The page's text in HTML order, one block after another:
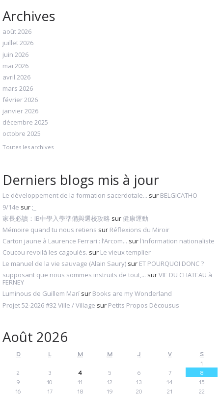
Archives
août 2026
juillet 2026
juin 2026
mai 2026
avril 2026
mars 2026
février 2026
janvier 2026
décembre 2025
octobre 2025
Toutes les archives
Derniers blogs mis à jour
Le développement de la formation sacerdotale... sur BELGICATHO
9/14e sur ;_
家長必讀：IB中學入學準備與選校攻略 sur健康運動
Mémoire quand tu nous retiens sur Réflexions du Miroir
Carton jaune à Laurence Ferrari : l’Arcom... sur l'information nationaliste
Coucou revoilà les cagoulés. sur Le vieux templier
Le manuel de la vie sauvage (Alain Saury) sur ET POURQUOI DONC ?
supposant que nous sommes instruits de tout,... surVIE DU CHATEAU à
FERNEY
Luminous de Guillem Marí sur Books are my Wonderland
Projet 52-2026 #32 Ville / Village sur Petits Propos Décousus
Août 2026
D L M M J V
S
1
2
3 4 5 6 7
8
9
10 11 12 13 14
15
16
17 18 19 20 21 22